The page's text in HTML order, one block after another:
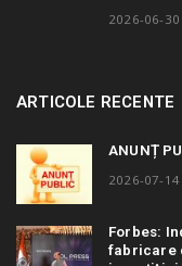
2026-06-30
ARTICOLE RECENTE
ANUNȚ
2026-07-14
Forbes:
fabricare